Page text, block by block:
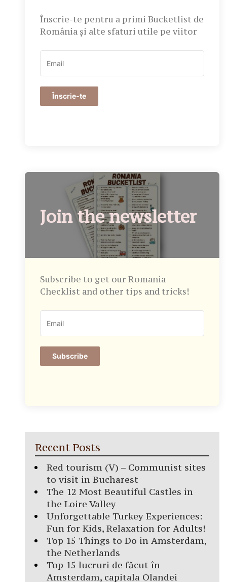
Înscrie-te pentru a primi Bucketlist de
România și alte sfaturi utile pe viitor
Înscrie-te
Join the newsletter
Subscribe to get our Romania
Checklist and other tips and tricks!
Subscribe
Recent Posts
Red tourism (V) – Communist sites
to visit in Bucharest
The 12 Most Beautiful Castles in
the Loire Valley
Unforgettable Turkey Experiences:
Fun for Kids, Relaxation for Adults!
Top 15 Things to Do in Amsterdam,
the Netherlands
Top 15 lucruri de făcut în
Amsterdam, capitala Olandei